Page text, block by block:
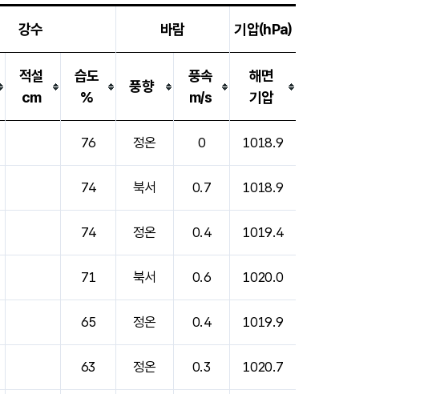
강수 바람 기압(hPa)
적설
cm
습도
%
풍향
풍속
m/s
해면
기압
76 정온 0 1018.9
74 북서 0.7 1018.9
74 정온 0.4 1019.4
71 북서 0.6 1020.0
65 정온 0.4 1019.9
63 정온 0.3 1020.7